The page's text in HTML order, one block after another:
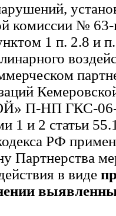
комиссии №
1 п. 2.8 и
П-НП ГКС-06-
1 и 2 статьи
РФ
Партнерства
в виде